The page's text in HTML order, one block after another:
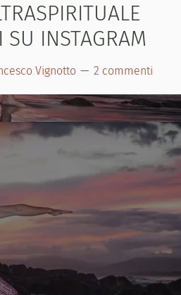
SU INSTAGRAM
Vignotto 2 commenti